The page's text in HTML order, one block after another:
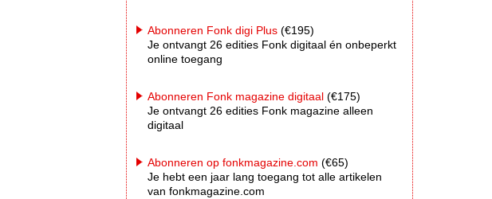
Abonneren Fonk digi Plus (€195)
Je ontvangt 26 edities Fonk digitaal én onbeperkt
online toegang
Abonneren Fonk magazine digitaal (€175)
Je ontvangt 26 edities Fonk magazine alleen
digitaal
Abonneren op fonkmagazine.com (€65)
Je hebt een jaar lang toegang tot alle artikelen
van fonkmagazine.com